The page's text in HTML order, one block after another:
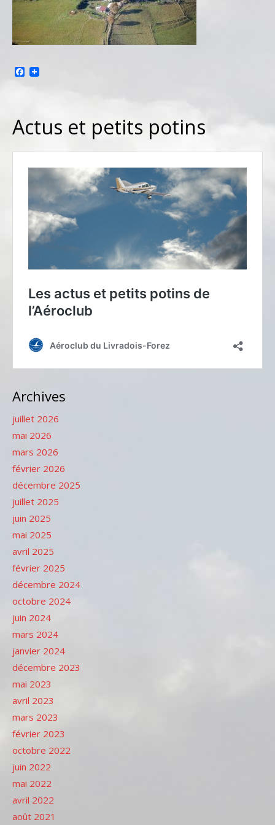
Facebook
Actus et petits potins
Archives
juillet 2026
mai 2026
mars 2026
février 2026
décembre 2025
juillet 2025
juin 2025
mai 2025
avril 2025
février 2025
décembre 2024
octobre 2024
juin 2024
mars 2024
janvier 2024
décembre 2023
mai 2023
avril 2023
mars 2023
février 2023
octobre 2022
juin 2022
mai 2022
avril 2022
août 2021